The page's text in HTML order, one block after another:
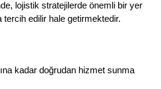
lojistik stratejilerde önemli bir yer
tercih edilir hale getirmektedir.
kadar doğrudan hizmet sunma